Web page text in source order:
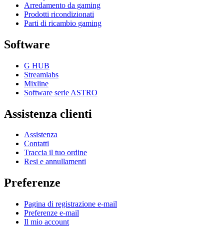
Arredamento da gaming
Prodotti ricondizionati
Parti di ricambio gaming
Software
G HUB
Streamlabs
Mixline
Software serie ASTRO
Assistenza clienti
Assistenza
Contatti
Traccia il tuo ordine
Resi e annullamenti
Preferenze
Pagina di registrazione e-mail
Preferenze e-mail
Il mio account